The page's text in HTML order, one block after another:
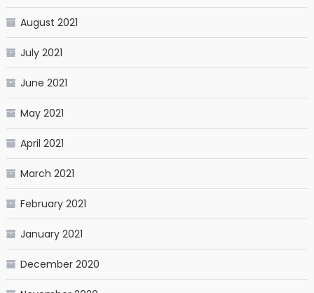
August 2021
July 2021
June 2021
May 2021
April 2021
March 2021
February 2021
January 2021
December 2020